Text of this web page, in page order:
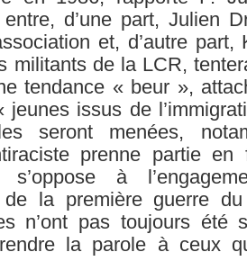
d’une part, Julien
et, d’autre
militants de la LCR,
tendance « beur »,
jeunes issus de
seront menées,
prenne partie
s’oppose à
de la première guerre
n’ont pas toujours été
la parole à ceux